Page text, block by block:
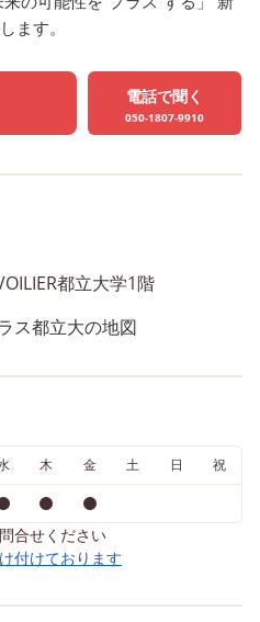
当
日
やっているのかな？ ど
支援をしているのかな
際に施設を見て頂き、ど
支援をしているのかを、
たはお電話にて受付中で
ります！ https://
ます。
電話で聞く
050-1807-9910
都立大学1階
木 金 土 日 祝
合せください
付けております